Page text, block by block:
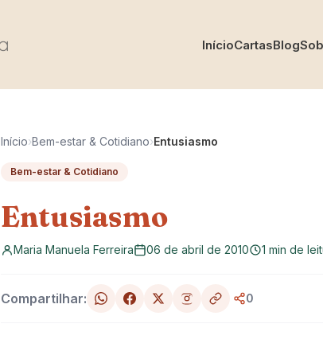
InícioCartasBlog
Início›Bem-estar & Cotidiano›Entusiasmo
Bem-estar & Cotidiano
Entusiasmo
Maria Manuela Ferreira 06 de abril de 2010 1 min de
Compartilhar: 0